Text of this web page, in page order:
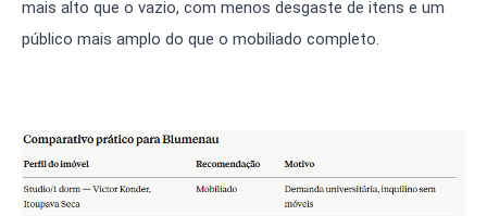
mais alto que o vazio, com menos desgaste de itens e um
público mais amplo do que o mobiliado completo.